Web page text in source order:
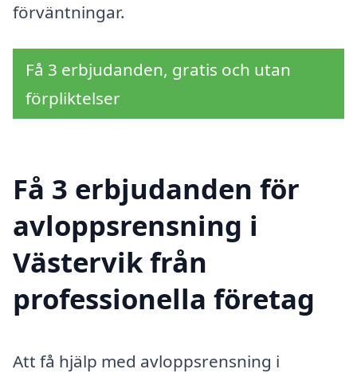
förväntningar.
Få 3 erbjudanden, gratis och utan
förpliktelser
Få 3 erbjudanden för
avloppsrensning i
Västervik från
professionella företag
Att få hjälp med avloppsrensning i